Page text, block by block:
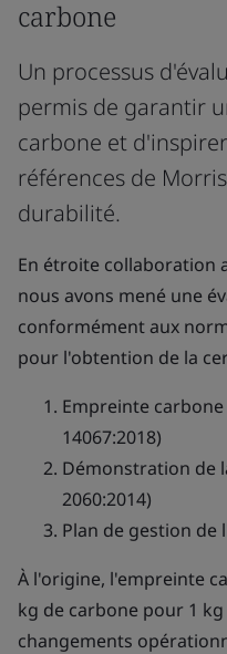
carbone
Un processus
permis de garantir
carbone et
références de
durabilité.
En étroite collaboration
nous avons mené une
conformément aux
pour l'obtention de la
Empreinte carbone
14067:2018)
Démonstration de
2060:2014)
Plan de gestion de
À l'origine, l'empreinte
kg de carbone pour 1
changements